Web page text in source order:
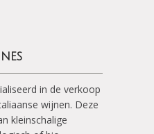
in de verkoop
wijnen. Deze
kleinschalige